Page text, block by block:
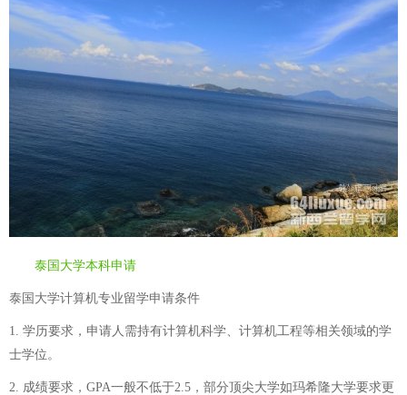
泰国大学本科申请
泰国大学计算机专业留学申请条件
1. 学历要求，申请人需持有计算机科学、计算机工程等相关领域的学
士学位。
2. 成绩要求，GPA一般不低于2.5，部分顶尖大学如玛希隆大学要求更